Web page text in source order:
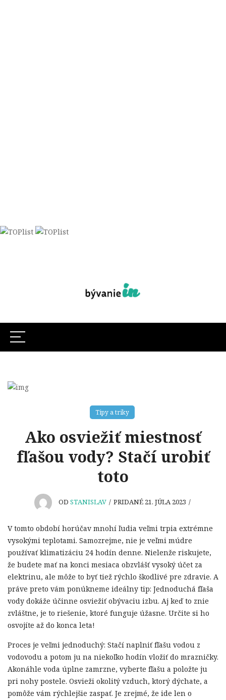
Tipy a triky
Ako osviežiť miestnosť
fľašou vody? Stačí urobiť
toto
OD STANISLAV / PRIDANÉ 21. JÚLA 2023 /
V tomto období horúčav mnohí ľudia veľmi trpia extrémne
vysokými teplotami. Samozrejme, nie je veľmi múdre
používať klimatizáciu 24 hodín denne. Nielenže riskujete,
že budete mať na konci mesiaca obzvlášť vysoký účet za
elektrinu, ale môže to byť tiež rýchlo škodlivé pre zdravie. A
práve preto vám ponúkneme ideálny tip: Jednoduchá fľaša
vody dokáže účinne osviežiť obývaciu izbu. Aj keď to znie
zvláštne, je to riešenie, ktoré funguje úžasne. Určite si ho
osvojíte až do konca leta!
Proces je veľmi jednoduchý: Stačí naplniť fľašu vodou z
vodovodu a potom ju na niekoľko hodín vložiť do mrazničky.
Akonáhle voda úplne zamrzne, vyberte fľašu a položte ju
pri nohy postele. Osvieži okolitý vzduch, ktorý dýchate, a
pomôže vám rýchlejšie zaspať. Je zrejmé, že ide len o